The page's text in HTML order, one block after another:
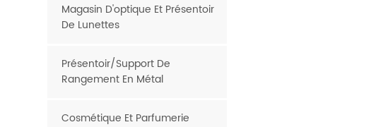
Magasin D'optique Et Présentoir
De Lunettes
Présentoir/support De
Rangement En Métal
Cosmétique Et Parfumerie